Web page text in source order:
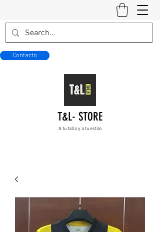
Contacto
T&L- STORE
A tu talla y a tu estilo